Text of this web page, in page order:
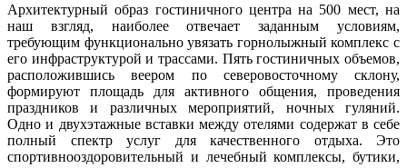
Архитектурный образ гостиничного центра на 500 мест, на
наш взгляд, наиболее отвечает заданным условиям,
требующим функционально увязать горнолыжный комплекс с
его инфраструктурой и трассами. Пять гостиничных объемов,
расположившись веером по северовосточному склону,
формируют площадь для активного общения, проведения
праздников и различных мероприятий, ночных гуляний.
Одно­ и двухэтажные вставки между отелями содержат в себе
полный спектр услуг для качественного отдыха. Это
спортивно­оздоровительный и лечебный комплексы, бутики,